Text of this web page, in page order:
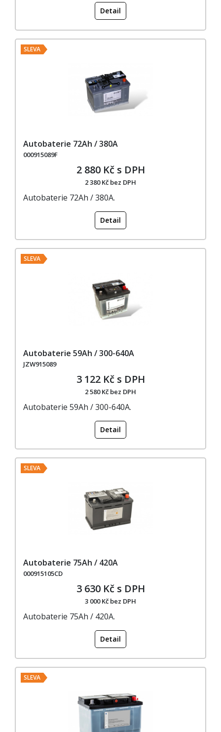
Detail
SLEVA
Autobaterie 72Ah / 380A
000915089F
2 880 Kč s DPH
2 380 Kč bez DPH
Autobaterie 72Ah / 380A.
Detail
SLEVA
Autobaterie 59Ah / 300-640A
JZW915089
3 122 Kč s DPH
2 580 Kč bez DPH
Autobaterie 59Ah / 300-640A.
Detail
SLEVA
Autobaterie 75Ah / 420A
000915105CD
3 630 Kč s DPH
3 000 Kč bez DPH
Autobaterie 75Ah / 420A.
Detail
SLEVA